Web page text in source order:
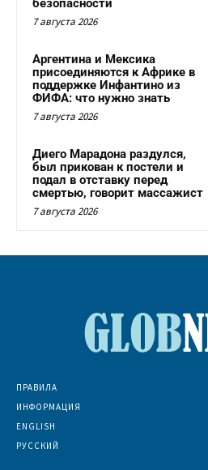
безопасности
7 августа 2026
Аргентина и Мексика
присоединяются к Африке в
поддержке Инфантино из
ФИФА: что нужно знать
7 августа 2026
Диего Марадона раздулся,
был прикован к постели и
подал в отставку перед
смертью, говорит массажист
7 августа 2026
ПРАВИЛА
ИНФОРМАЦИЯ
ENGLISH
РУССКИЙ